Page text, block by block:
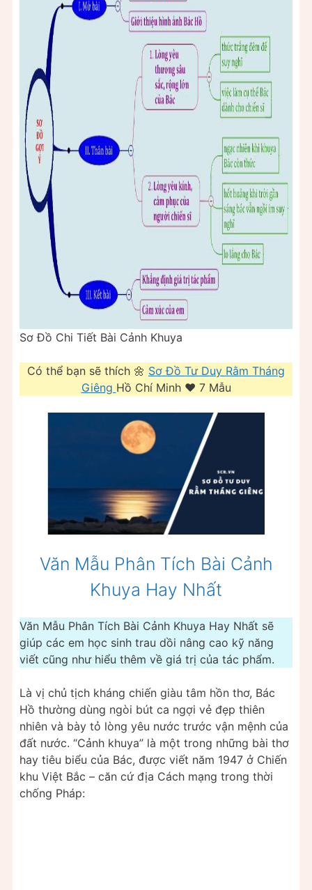
Sơ Đồ Chi Tiết Bài Cảnh Khuya
Có thể bạn sẽ thích 🌼 Sơ Đồ Tư Duy Rằm Tháng
Giêng Hồ Chí Minh ❤️️ 7 Mẫu
Văn Mẫu Phân Tích Bài Cảnh
Khuya Hay Nhất
Văn Mẫu Phân Tích Bài Cảnh Khuya Hay Nhất sẽ
giúp các em học sinh trau dồi nâng cao kỹ năng
viết cũng như hiểu thêm về giá trị của tác phẩm.
Là vị chủ tịch kháng chiến giàu tâm hồn thơ, Bác
Hồ thường dùng ngòi bút ca ngợi vẻ đẹp thiên
nhiên và bày tỏ lòng yêu nước trước vận mệnh của
đất nước. “Cảnh khuya” là một trong những bài thơ
hay tiêu biểu của Bác, được viết năm 1947 ở Chiến
khu Việt Bắc – căn cứ địa Cách mạng trong thời
chống Pháp: